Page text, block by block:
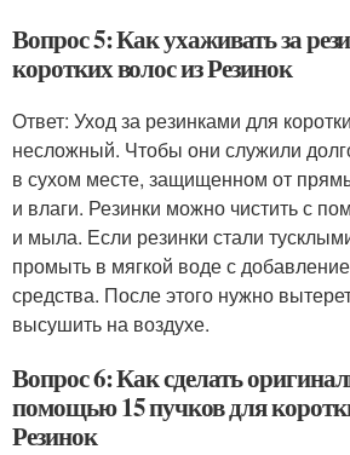
Вопрос 5: Как ухаживать за
коротких волос из Резинок
Ответ: Уход за резинками для
несложный. Чтобы они служили
в сухом месте, защищенном от
и влаги. Резинки можно чистить с
и мыла. Если резинки стали
промыть в мягкой воде с
средства. После этого нужно
высушить на воздухе.
Вопрос 6: Как сделать
помощью 15 пучков для
Резинок